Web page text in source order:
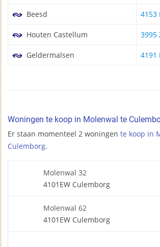
Beesd 4153
Houten Castellum 3995
Geldermalsen 4191
Woningen te koop in Molenwal te
Er staan momenteel 2 woningen te koop in
Culemborg.
Molenwal 32
4101EW Culemborg
Molenwal 62
4101EW Culemborg